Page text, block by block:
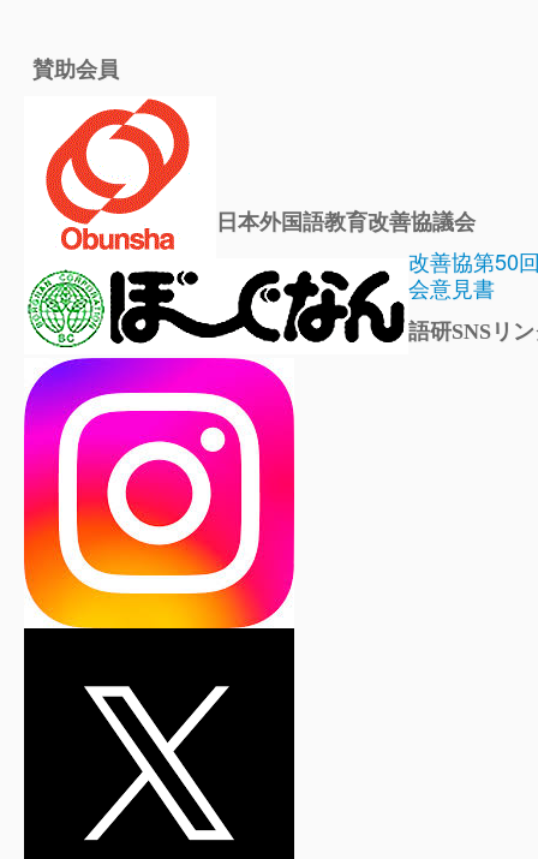
賛助会員
日本外国語教育改善協議会
改善協第50
会意見書
語研SNSリ